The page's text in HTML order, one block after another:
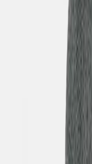
Formato visual
Ultra
Avatar selecionado